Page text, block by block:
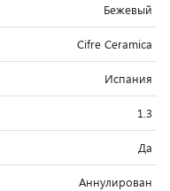
Бежевый
Cifre Ceramica
Испания
1.3
Да
Аннулирован